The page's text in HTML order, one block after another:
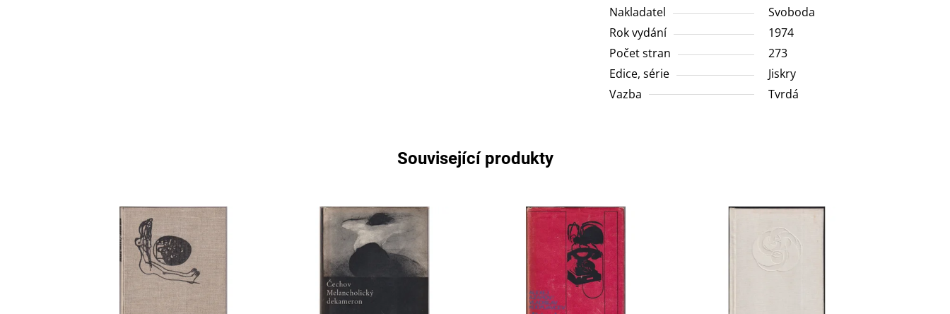
Nakladatel
Svoboda
Rok vydání
1974
Počet stran
273
Edice, série
Jiskry
Vazba
Tvrdá
Související produkty